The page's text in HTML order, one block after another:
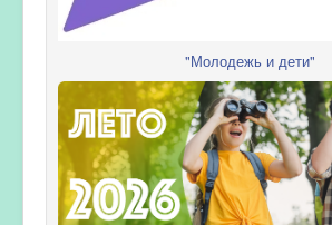
"Молодежь и дети"